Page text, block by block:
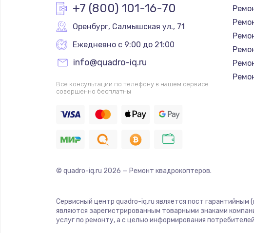
+7 (800) 101-16-70
Оренбург, Салмышская ул., 71
Ежедневно с 9:00 до 21:00
info@quadro-iq.ru
Все консультации по телефону в нашем сервисе
совершенно бесплатны
© quadro-iq.ru 2026 — Ремонт квадрокоптеров.
Сервисный центр quadro-iq.ru является пост
являются зарегистрированным товарными знаками
услуг по ремонту, а с целью информирования